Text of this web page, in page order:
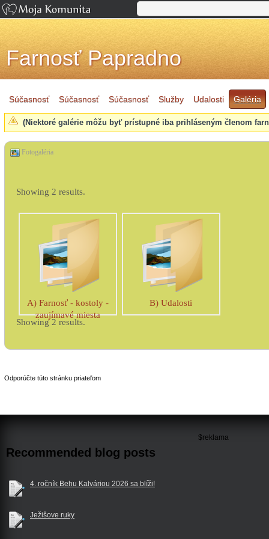
Farnosť Papradno
Súčasnosť Súčasnosť Súčasnosť Služby Udalosti Galéria
(Niektoré galérie môžu byť prístupné iba prihláseným členom
Fotogaléria
Showing 2 results.
A) Farnosť - kostoly -
zaujímavé miesta
B) Udalosti
Showing 2 results.
Odporúčte túto stránku priateľom
Recommended blog posts
4. ročník Behu Kalváriou 2026 sa blíži!
Ježišove ruky
$reklama